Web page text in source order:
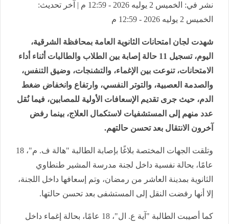
نشر في: الخميس 2 يوليه 2026 - 12:59 م | آخر تحديث:
الخميس 2 يوليه 2026 - 12:59 م
شهدت لجان امتحانات الثانوية العامة بمحافظة الشرقية،
اليوم، تسجيل 11 حالة إصابة بين الطلاب والطالبات أثناء أداء
الامتحانات، تنوعت بين الإغماء، والتشنجات، وضيق التنفس،
والصدمة العصبية، والتوتر النفسي، وارتفاع وانخفاض ضغط
الدم، حيث جرى تقديم الإسعافات الأولية للمصابين، فيما نُقل
عدد منهم إلى المستشفيات لاستكمال العلاج، بينما رفض
آخرون الانتقال بعد تحسن حالتهم.
وتلقت الجهات المختصة بلاغًا بإصابة الطالبة "هالة ف. م"، 18
عامًا، بحالة نفسية داخل لجنة مدرسة المشير طنطاوي
الثانوية بمدينة العاشر من رمضان، وتم إسعافها داخل اللجنة،
إلا أنها رفضت النقل إلى المستشفى بعد تحسن حالتها.
كما أصيبت الطالبة "آية ع. ال"، 18 عامًا، بحالة إغماء داخل